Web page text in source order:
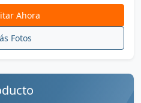
Ahora
Fotos